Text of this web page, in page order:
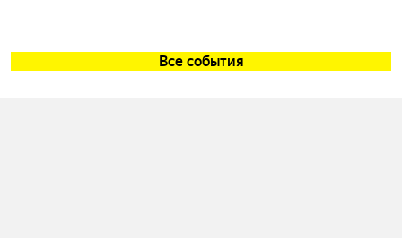
Все события